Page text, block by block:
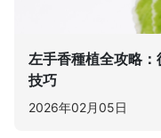
左手香種植全攻略
技巧
2026年02月05日